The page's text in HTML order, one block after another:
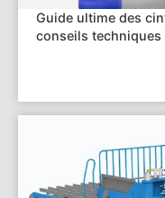
Guide ultime des
conseils